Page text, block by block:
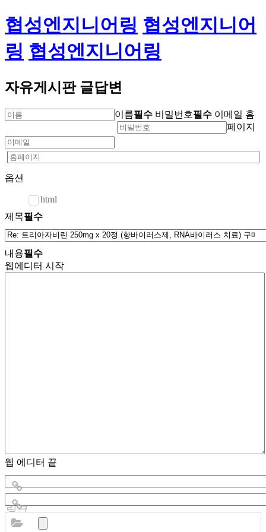
협성엔지니어링 협성엔지니어
링 협성엔지니어링
자유게시판 글답변
이름필수 비밀번호필수 이메일 홈
페이지
옵션
html
제목필수
내용필수
웹에디터 시작
웹 에디터 끝
링크
링크